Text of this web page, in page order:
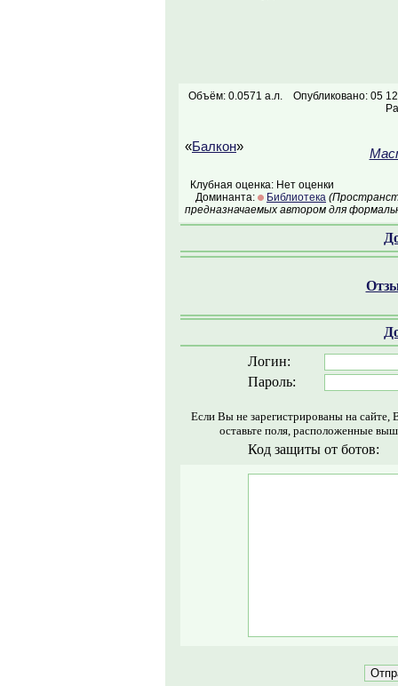
Объём: 0.0571 а.л.
Опубликовано: 05
«Балкон»
Клубная оценка: Нет оценки
Доминанта:
Библиотека
предназначаемых автором для
Логин:
Пароль:
Если Вы не зарегистрированы на
оставьте поля, расположенные
Код защиты от ботов: